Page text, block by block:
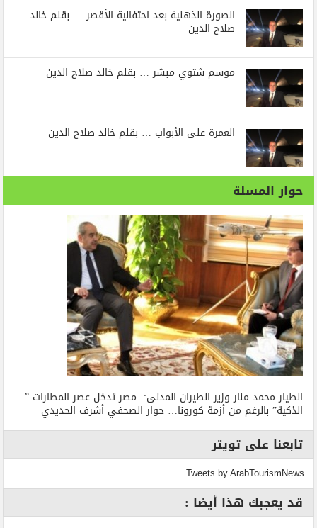
الصورة الذهنية بعد احتفالية الأقصر … بقلم خالد
صلاح الدين
موسم شتوي مبشر … بقلم خالد صلاح الدين
العمرة على الأبواب … بقلم خالد صلاح الدين
حوار المسلة
الطيار محمد منار وزير الطيران المدنى: مصر تدخل عصر المطارات ”
الذكية” بالرغم من أزمة كورونا… حوار الصحفي أشرف الحديدي
تابعنا على تويتر
Tweets by ArabTourismNews
قد يعجبك هذا أيضا :